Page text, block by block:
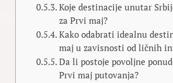
Koje destinacije unutar
za Prvi maj?
Kako odabrati idealnu
maj u zavisnosti od ličnih
Da li postoje povoljne
Prvi maj putovanja?